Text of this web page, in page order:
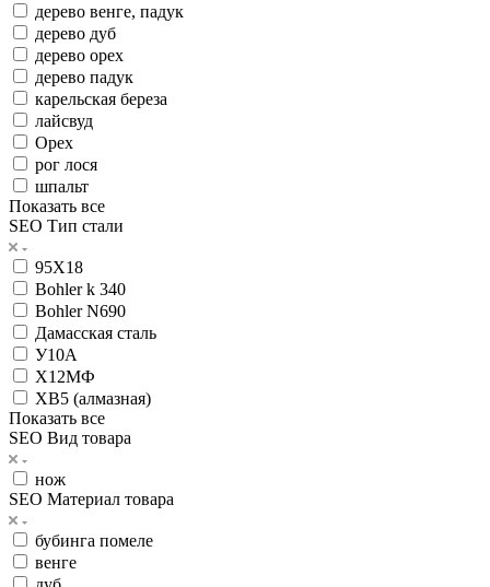
дерево венге, падук
дерево дуб
дерево орех
дерево падук
карельская береза
лайсвуд
Орех
рог лося
шпальт
Показать все
SEO Тип стали
95Х18
Bohler k 340
Bohler N690
Дамасская сталь
У10А
Х12МФ
ХВ5 (алмазная)
Показать все
SEO Вид товара
нож
SEO Материал товара
бубинга помеле
венге